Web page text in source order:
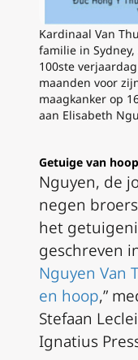
Kardinaal Van
familie in
100ste
maanden voor
maagkanker op
aan Elisabeth
Getuige van
Nguyen, de
negen
het
geschreven
Nguyen Van
en hoop,”
Stefaan
Ignatius